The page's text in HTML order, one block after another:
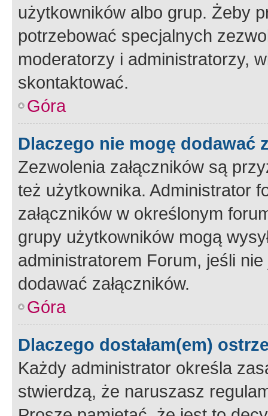
użytkowników albo grup. Żeby
potrzebować specjalnych
moderatorzy i administratorzy,
skontaktować.
Góra
Dlaczego nie mogę dodawać
Zezwolenia załączników są
też użytkownika. Administrator
załączników w określonym
grupy użytkowników mogą
administratorem Forum, jeśli
dodawać załączników.
Góra
Dlaczego dostałam(em)
Każdy administrator określa
stwierdzą, że naruszasz